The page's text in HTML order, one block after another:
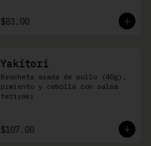
$83.00
Yakitori
Brocheta asada de pollo (40g),
pimiento y cebolla con salsa
teriyaki
$107.00